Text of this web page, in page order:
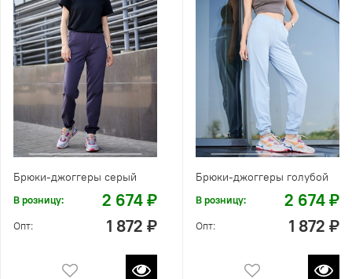
Брюки-джоггеры серый
В розницу: 2 674 ₽
Опт: 1 872 ₽
Брюки-джоггеры голубой
В розницу: 2 674 ₽
Опт: 1 872 ₽